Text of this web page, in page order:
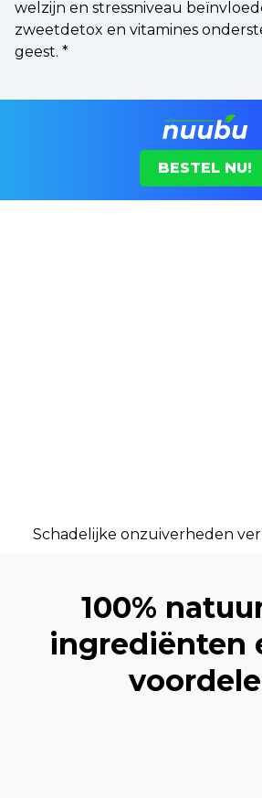
welzijn en stressniveau
zweetdetox en vitamines
geest. *
BESTEL NU!
Schadelijke onzuiverheden
100%
ingrediënten